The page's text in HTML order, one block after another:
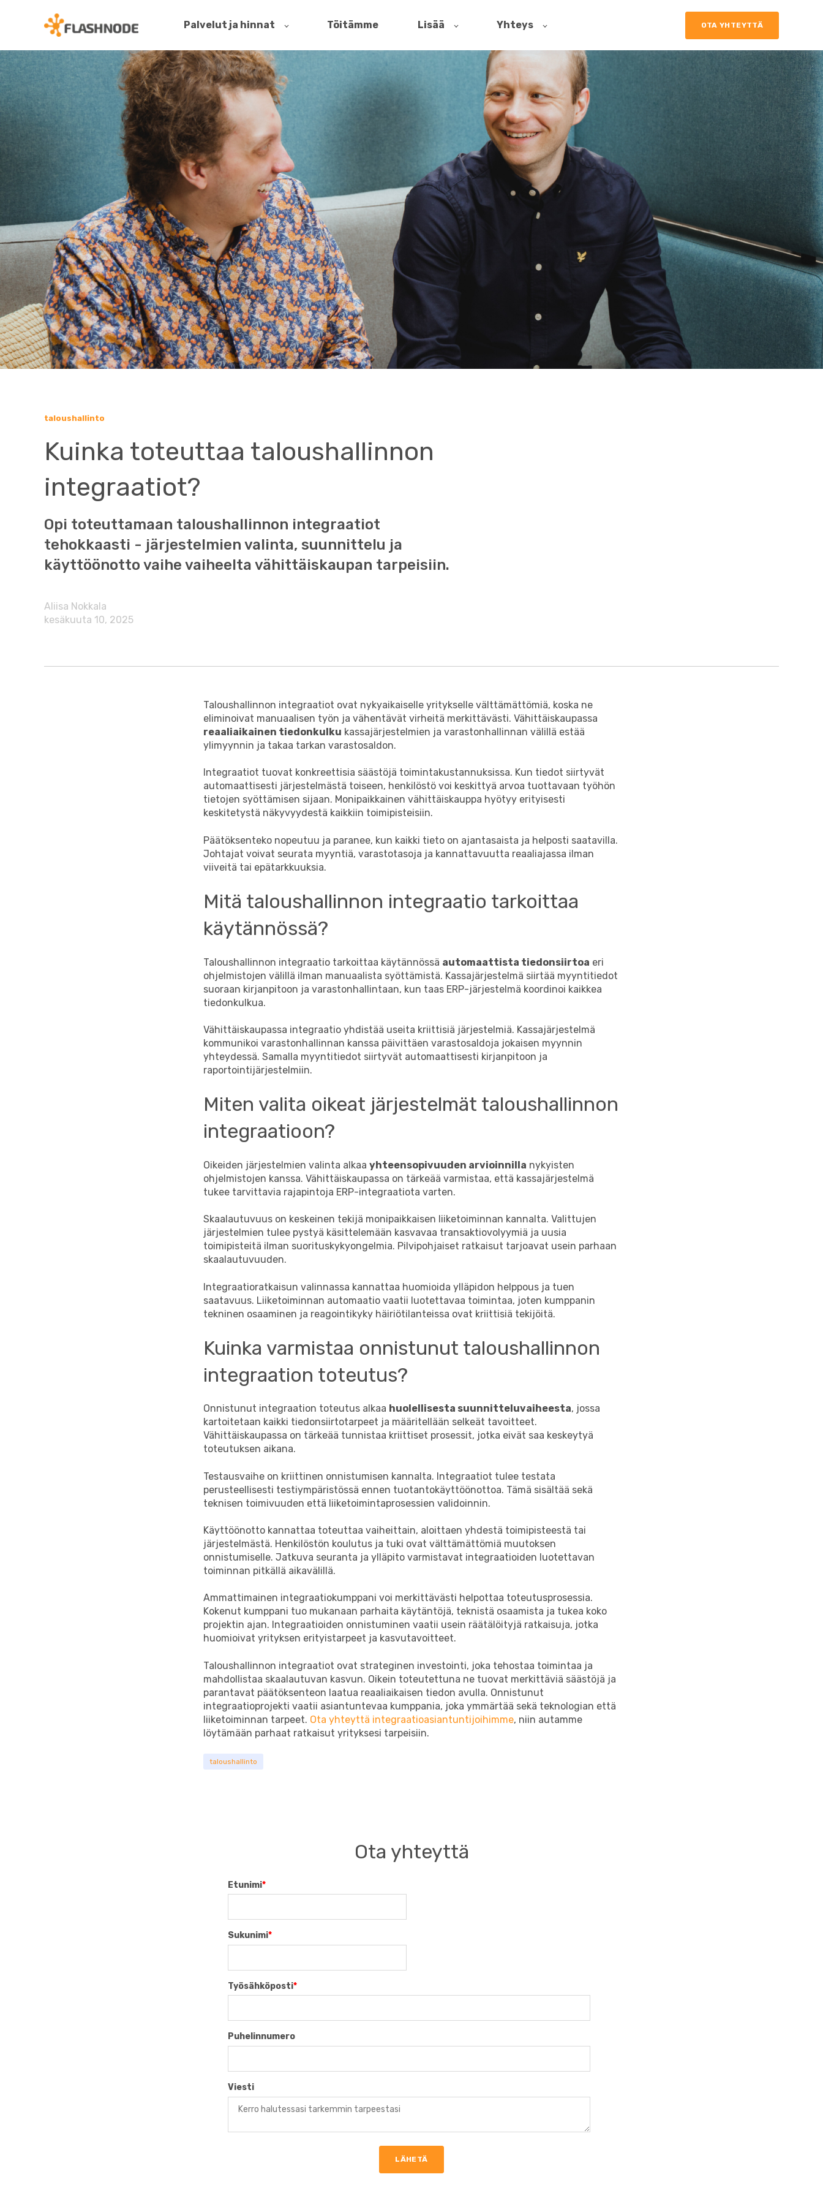
Palvelut ja hinnat Töitämme Lisää Yhteys OTA YHTEYTTÄ
taloushallinto
Kuinka toteuttaa taloushallinnon
integraatiot?
Opi toteuttamaan taloushallinnon integraatiot
tehokkaasti - järjestelmien valinta, suunnittelu ja
käyttöönotto vaihe vaiheelta vähittäiskaupan tarpeisiin.
Aliisa Nokkala
kesäkuuta 10, 2025
Taloushallinnon integraatiot ovat nykyaikaiselle yritykselle välttämättömiä, koska ne
eliminoivat manuaalisen työn ja vähentävät virheitä merkittävästi. Vähittäiskaupassa
reaaliaikainen tiedonkulku kassajärjestelmien ja varastonhallinnan välillä estää
ylimyynnin ja takaa tarkan varastosaldon.
Integraatiot tuovat konkreettisia säästöjä toimintakustannuksissa. Kun tiedot siirtyvät
automaattisesti järjestelmästä toiseen, henkilöstö voi keskittyä arvoa tuottavaan työhön
tietojen syöttämisen sijaan. Monipaikkainen vähittäiskauppa hyötyy erityisesti
keskitetystä näkyvyydestä kaikkiin toimipisteisiin.
Päätöksenteko nopeutuu ja paranee, kun kaikki tieto on ajantasaista ja helposti saatavilla.
Johtajat voivat seurata myyntiä, varastotasoja ja kannattavuutta reaaliajassa ilman
viiveitä tai epätarkkuuksia.
Mitä taloushallinnon integraatio tarkoittaa
käytännössä?
Taloushallinnon integraatio tarkoittaa käytännössä automaattista tiedonsiirtoa eri
ohjelmistojen välillä ilman manuaalista syöttämistä. Kassajärjestelmä siirtää myyntitiedot
suoraan kirjanpitoon ja varastonhallintaan, kun taas ERP-järjestelmä koordinoi kaikkea
tiedonkulkua.
Vähittäiskaupassa integraatio yhdistää useita kriittisiä järjestelmiä. Kassajärjestelmä
kommunikoi varastonhallinnan kanssa päivittäen varastosaldoja jokaisen myynnin
yhteydessä. Samalla myyntitiedot siirtyvät automaattisesti kirjanpitoon ja
raportointijärjestelmiin.
Miten valita oikeat järjestelmät taloushallinnon
integraatioon?
Oikeiden järjestelmien valinta alkaa yhteensopivuuden arvioinnilla nykyisten
ohjelmistojen kanssa. Vähittäiskaupassa on tärkeää varmistaa, että kassajärjestelmä
tukee tarvittavia rajapintoja ERP-integraatiota varten.
Skaalautuvuus on keskeinen tekijä monipaikkaisen liiketoiminnan kannalta. Valittujen
järjestelmien tulee pystyä käsittelemään kasvavaa transaktiovolyymiä ja uusia
toimipisteitä ilman suorituskykyongelmia. Pilvipohjaiset ratkaisut tarjoavat usein parhaan
skaalautuvuuden.
Integraatioratkaisun valinnassa kannattaa huomioida ylläpidon helppous ja tuen
saatavuus. Liiketoiminnan automaatio vaatii luotettavaa toimintaa, joten kumppanin
tekninen osaaminen ja reagointikyky häiriötilanteissa ovat kriittisiä tekijöitä.
Kuinka varmistaa onnistunut taloushallinnon
integraation toteutus?
Onnistunut integraation toteutus alkaa huolellisesta suunnitteluvaiheesta, jossa
kartoitetaan kaikki tiedonsiirtotarpeet ja määritellään selkeät tavoitteet.
Vähittäiskaupassa on tärkeää tunnistaa kriittiset prosessit, jotka eivät saa keskeytyä
toteutuksen aikana.
Testausvaihe on kriittinen onnistumisen kannalta. Integraatiot tulee testata
perusteellisesti testiympäristössä ennen tuotantokäyttöönottoa. Tämä sisältää sekä
teknisen toimivuuden että liiketoimintaprosessien validoinnin.
Käyttöönotto kannattaa toteuttaa vaiheittain, aloittaen yhdestä toimipisteestä tai
järjestelmästä. Henkilöstön koulutus ja tuki ovat välttämättömiä muutoksen
onnistumiselle. Jatkuva seuranta ja ylläpito varmistavat integraatioiden luotettavan
toiminnan pitkällä aikavälillä.
Ammattimainen integraatiokumppani voi merkittävästi helpottaa toteutusprosessia.
Kokenut kumppani tuo mukanaan parhaita käytäntöjä, teknistä osaamista ja tukea koko
projektin ajan. Integraatioiden onnistuminen vaatii usein räätälöityjä ratkaisuja, jotka
huomioivat yrityksen erityistarpeet ja kasvutavoitteet.
Taloushallinnon integraatiot ovat strateginen investointi, joka tehostaa toimintaa ja
mahdollistaa skaalautuvan kasvun. Oikein toteutettuna ne tuovat merkittäviä säästöjä ja
parantavat päätöksenteon laatua reaaliaikaisen tiedon avulla. Onnistunut
integraatioprojekti vaatii asiantuntevaa kumppania, joka ymmärtää sekä teknologian että
liiketoiminnan tarpeet. Ota yhteyttä integraatioasiantuntijoihimme, niin autamme
löytämään parhaat ratkaisut yrityksesi tarpeisiin.
taloushallinto
Ota yhteyttä
Etunimi*
Sukunimi*
Työsähköposti*
Puhelinnumero
Viesti